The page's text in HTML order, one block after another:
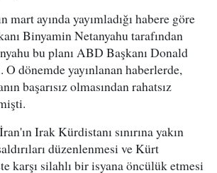
mart ayında yayımladığı habere göre
Binyamin Netanyahu tarafından
bu planı ABD Başkanı Donald
dönemde yayınlanan haberlerde,
başarısız olmasından rahatsız
Irak Kürdistanı sınırına yakın
düzenlenmesi ve Kürt
karşı silahlı bir isyana öncülük etmesi